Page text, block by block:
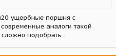
ущербные поршня с
аналоги такой
подобрать .